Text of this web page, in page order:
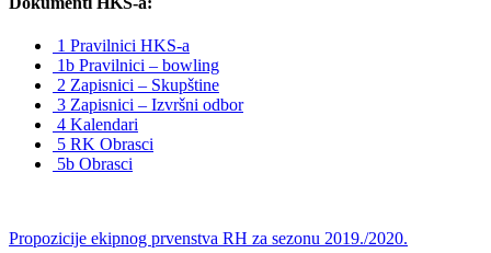
1 Pravilnici HKS-a
1b Pravilnici – bowling
2 Zapisnici – Skupštine
3 Zapisnici – Izvršni odbor
4 Kalendari
5 RK Obrasci
5b Obrasci
Propozicije ekipnog prvenstva RH za sezonu 2019./2020.